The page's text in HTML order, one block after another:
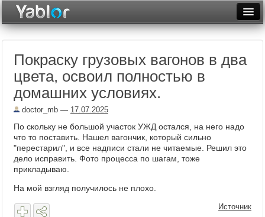
Неделя
Месяц
Архив
Фототоп
Покраску грузовых вагонов в два
цвета, освоил полностью в
домашних условиях.
doctor_mb — 17.07.2025
По скольку не большой участок УЖД остался, на него надо
что то поставить. Нашел вагончик, который сильно
"перестарил", и все надписи стали не читаемые. Решил это
дело исправить. Фото процесса по шагам, тоже
прикладываю.
На мой взгляд получилось не плохо.
Источник